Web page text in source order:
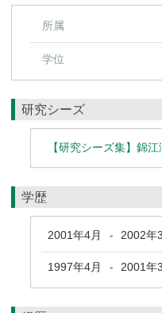
所属
学位
研究シーズ
【研究シーズ集】錦
学歴
2001年4月 - 2002年
1997年4月 - 2001年